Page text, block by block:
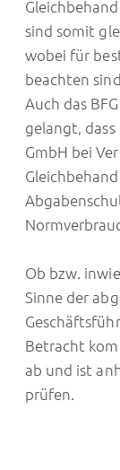
sind somit
wobei für
beachten
Auch das
gelangt,
GmbH bei
Ob bzw.
Sinne der
Betracht
ab und ist
prüfen.